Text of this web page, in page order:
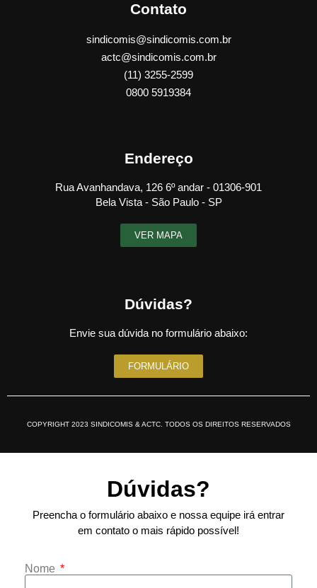
Contato
sindicomis@sindicomis.com.br
actc@sindicomis.com.br
(11) 3255-2599
0800 5919384
Endereço
Rua Avanhandava, 126 6º andar - 01306-901
Bela Vista - São Paulo - SP
VER MAPA
Dúvidas?
Envie sua dúvida no formulário abaixo:
FORMULÁRIO
COPYRIGHT 2023 SINDICOMIS & ACTC. TODOS OS DIREITOS RESERVADOS
Dúvidas?
Preencha o formulário abaixo e nossa equipe irá entrar
em contato o mais rápido possível!
Nome